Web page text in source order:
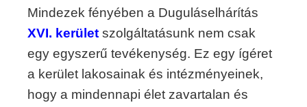
Mindezek fényében a Duguláselhárítás
XVI. kerület szolgáltatásunk nem csak
egy egyszerű tevékenység. Ez egy ígéret
a kerület lakosainak és intézményeinek,
hogy a mindennapi élet zavartalan és